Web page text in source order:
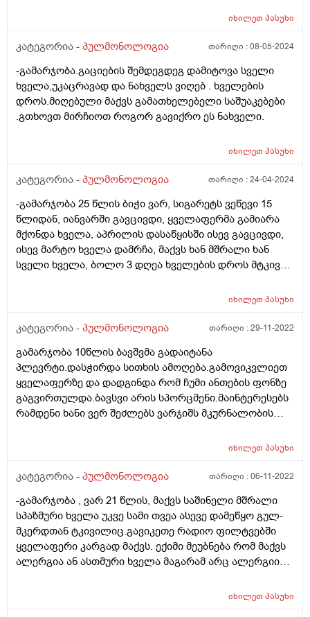
იხილეთპასუხი
კატეგორია - პულმონოლოგია თარიღი :08-05-2024
-გამარჯობა.გაციების შემდეგდეგ დამიტოვა სველი
ხველა,უკაცრავად და ნახველს ვიღებ . ხველების
დროს.მიღებული მაქვს გამათხელებელი საშუაკებები
.გთხოვთ მირჩიოთ როგორ გავიქრო ეს ნახველი.
იხილეთპასუხი
კატეგორია - პულმონოლოგია თარიღი :24-04-2024
-გამარჯობა 25 წლის ბიჭი ვარ, სიგარეტს ვეწევი 15
წლიდან, იანვარში გავცივდი, ყველაფერმა გამიარა
მქონდა ხველა, აპრილის დასაწყისში ისევ გავცივდი,
ისევ მარტო ხველა დამრჩა, მაქვს ხან მშრალი ხან
სველი ხველა, ბოლო 3 დღეა ხველების დროს მტკივა
ვანსეარი დუოც, პუროქსანიც, არცერთი მშველის,
იხილეთპასუხი
კატეგორია - პულმონოლოგია თარიღი :29-11-2022
გამარჯობა 10წლის ბავშვმა გადაიტანა
პლევრტი.დასჭირდა სითხის ამოღება.გამოვიკვლიეთ
ყველაფერზე და დადგინდა რომ ჩუმი ანთების ფონზე
გაგვირთულდა.ბავსვი არის სპორცმენი.მაინტერესებს
რამდენი ხანი ვერ შეძლებს ვარჯიშს მკურნალობის
ყველა გაციება ფილტვებით გაგვირთულდეს. როგორ
ავიცილოთ შემდეგი გართულებები...მადლობა
იხილეთპასუხი
კატეგორია - პულმონოლოგია თარიღი :06-11-2022
-გამარჯობა , ვარ 21 წლის, მაქვს საშინელი მშრალი
სპაზმური ხველა უკვე სამი თვეა ასევე დამეწყო გულ-
მკერდთან ტკივილიც.გავიკეთე რადიო ფილტვებში
ყველაფერი კარგად მაქვს. ექიმი მეუბნება რომ მაქვს
ალერგია ან ასთმური ხველა მაგარამ არც ალერგიის
შეიძლება დავადგინო ზუსტი დიაგნოზი და რაიხილეთპასუხი